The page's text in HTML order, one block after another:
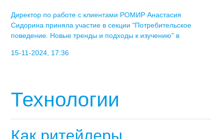
Директор по работе с клиентами РОМИР Анастасия
Сидорина приняла участие в секции "Потребительское
поведение. Новые тренды и подходы к изучению" в
15-11-2024, 17:36
Технологии
Как ритейлеры